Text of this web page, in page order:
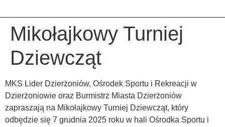
Mikołajkowy Turniej
Dziewcząt
MKS Lider Dzierżoniów, Ośrodek Sportu i Rekreacji w
Dzierżoniowie oraz Burmistrz Miasta Dzierżoniów
zapraszają na Mikołajkowy Turniej Dziewcząt, który
odbędzie się 7 grudnia 2025 roku w hali Ośrodka Sportu i